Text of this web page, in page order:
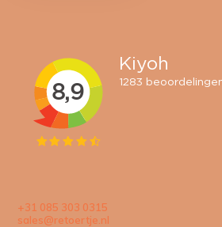
+31 085 303 0315
sales@retoertje.nl